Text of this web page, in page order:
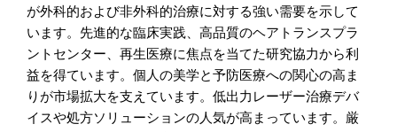
が外科的および非外科的治療に対する強い需要を示して
います。先進的な臨床実践、高品質のヘアトランスプラ
ントセンター、再生医療に焦点を当てた研究協力から利
益を得ています。個人の美学と予防医療への関心の高ま
りが市場拡大を支えています。低出力レーザー治療デバ
イスや処方ソリューションの人気が高まっています。厳